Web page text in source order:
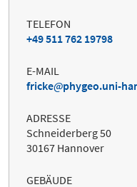
TELEFON
+49 511 762 19798
E-MAIL
fricke
phygeo.uni-
ADRESSE
Schneiderberg 50
30167 Hannover
GEBÄUDE